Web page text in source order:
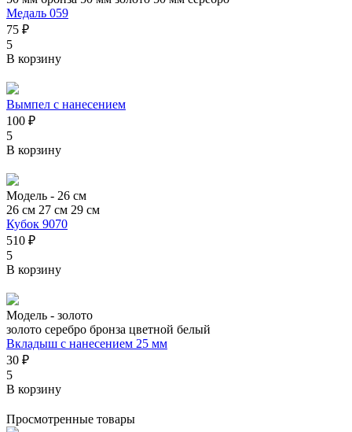
Медаль 059
75 ₽
5
В корзину
Вымпел с нанесением
100 ₽
5
В корзину
Модель - 26 см
26 см 27 см 29 см
Кубок 9070
510 ₽
5
В корзину
Модель - золото
золото серебро бронза цветной белый
Вкладыш с нанесением 25 мм
30 ₽
5
В корзину
Просмотренные товары